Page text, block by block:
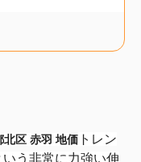
北区 赤羽 地価 トレン
いう非常に力強い伸